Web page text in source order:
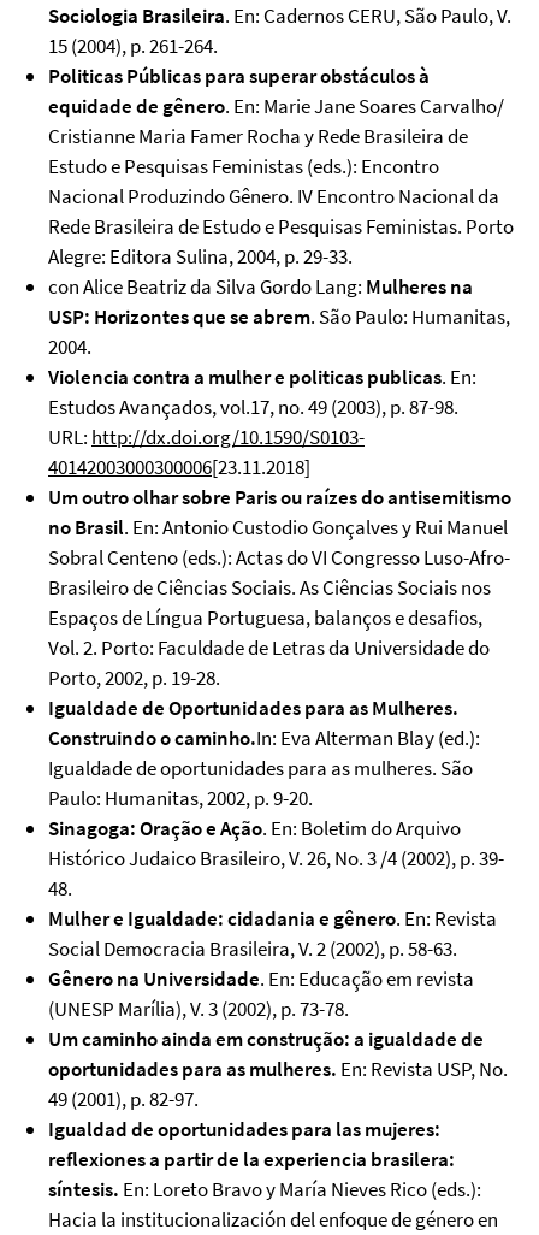
Sociologia Brasileira. En: Cadernos CERU, São Paulo, V.
15 (2004), p. 261-264.
Politicas Públicas para superar obstáculos à
equidade de gênero. En: Marie Jane Soares Carvalho/
Cristianne Maria Famer Rocha y Rede Brasileira de
Estudo e Pesquisas Feministas (eds.): Encontro
Nacional Produzindo Gênero. IV Encontro Nacional da
Rede Brasileira de Estudo e Pesquisas Feministas. Porto
Alegre: Editora Sulina, 2004, p. 29-33.
con Alice Beatriz da Silva Gordo Lang: Mulheres na
USP: Horizontes que se abrem. São Paulo: Humanitas,
2004.
Violencia contra a mulher e politicas publicas. En:
Estudos Avançados, vol.17, no. 49 (2003), p. 87-98.
URL: http://dx.doi.org/10.1590/S0103-
40142003000300006[23.11.2018]
Um outro olhar sobre Paris ou raízes do antisemitismo
no Brasil. En: Antonio Custodio Gonçalves y Rui Manuel
Sobral Centeno (eds.): Actas do VI Congresso Luso-Afro-
Brasileiro de Ciências Sociais. As Ciências Sociais nos
Espaços de Língua Portuguesa, balanços e desafios,
Vol. 2. Porto: Faculdade de Letras da Universidade do
Porto, 2002, p. 19-28.
Igualdade de Oportunidades para as Mulheres.
Construindo o caminho.In: Eva Alterman Blay (ed.):
Igualdade de oportunidades para as mulheres. São
Paulo: Humanitas, 2002, p. 9-20.
Sinagoga: Oração e Ação. En: Boletim do Arquivo
Histórico Judaico Brasileiro, V. 26, No. 3 /4 (2002), p. 39-
48.
Mulher e Igualdade: cidadania e gênero. En: Revista
Social Democracia Brasileira, V. 2 (2002), p. 58-63.
Gênero na Universidade. En: Educação em revista
(UNESP Marília), V. 3 (2002), p. 73-78.
Um caminho ainda em construção: a igualdade de
oportunidades para as mulheres. En: Revista USP, No.
49 (2001), p. 82-97.
Igualdad de oportunidades para las mujeres:
reflexiones a partir de la experiencia brasilera:
síntesis. En: Loreto Bravo y María Nieves Rico (eds.):
Hacia la institucionalización del enfoque de género en